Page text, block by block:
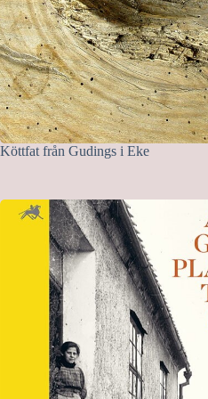
Köttfat från Gudings i Eke